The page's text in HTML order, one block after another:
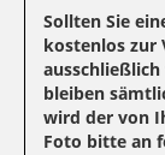
Sollten Sie
kostenlos zur
bleiben
wird der von
Foto bitte an